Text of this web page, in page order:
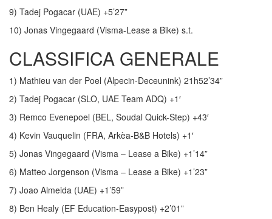
9) Tadej Pogacar (UAE) +5’27”
10) Jonas Vingegaard (Visma-Lease a Bike) s.t.
CLASSIFICA GENERALE
1) Mathieu van der Poel (Alpecin-Deceunink) 21h52’34”
2) Tadej Pogacar (SLO, UAE Team ADQ) +1′
3) Remco Evenepoel (BEL, Soudal Quick-Step) +43′
4) Kevin Vauquelin (FRA, Arkèa-B&B Hotels) +1′
5) Jonas Vingegaard (Visma – Lease a Bike) +1’14”
6) Matteo Jorgenson (Visma – Lease a Bike) +1’23”
7) Joao Almeida (UAE) +1’59”
8) Ben Healy (EF Education-Easypost) +2’01”